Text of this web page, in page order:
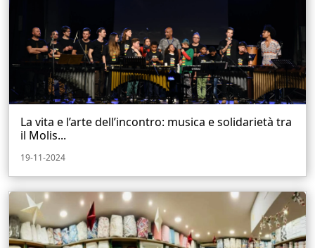
La vita e l’arte dell’incontro: musica e solidarietà tra
il Molis...
19-11-2024